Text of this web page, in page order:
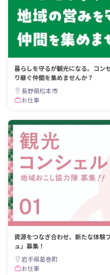
暮らしを守るが観光になる。コン
り継ぐ仲間を集めませんか？
長野県松本市
お仕事
資源をつなぎ合わせ、新たな体験
ュ」募集！
岩手県葛巻町
お仕事